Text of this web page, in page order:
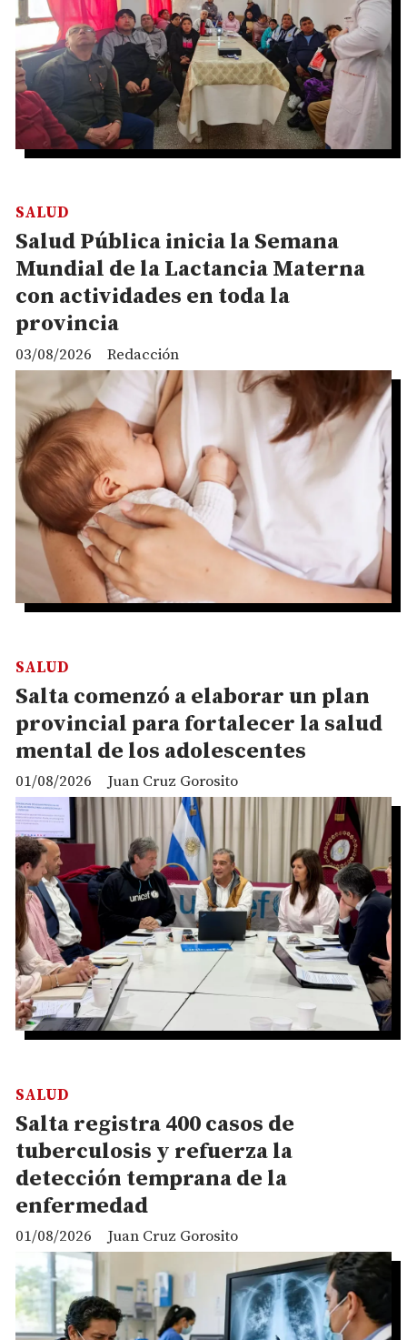
Salud Pública inicia la Semana
Mundial de la Lactancia Materna
con actividades en toda la
provincia
Redacción
SALUD
03/08/2026
Salta comenzó a elaborar un plan
provincial para fortalecer la salud
mental de los adolescentes
Juan Cruz Gorosito
SALUD
01/08/2026
Salta registra 400 casos de
tuberculosis y refuerza la
detección temprana de la
enfermedad
Juan Cruz Gorosito
SALUD
01/08/2026